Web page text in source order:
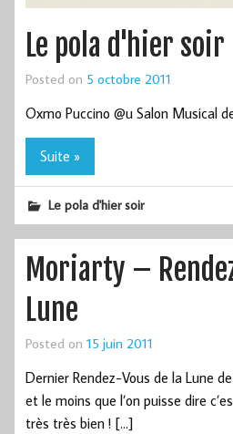
Le pola d'hier soir
Posted on 5 octobre 2011
Oxmo Puccino @u Salon Musical
Suite »
Le pola d'hier soir
Moriarty –
Lune
Posted on 15 juin 2011
Dernier Rendez-Vous de la Lune
et le moins que l’on puisse dire
très très bien ! […]